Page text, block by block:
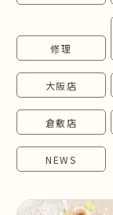
修理
大阪店
倉敷店
NEWS